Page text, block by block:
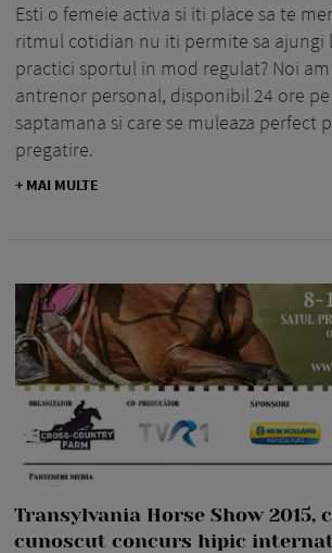
Esti o femeie activa si iti place sa te
ritmul cotidian nu iti permite sa ajungi
practici sportul in mod regulat? Noi
antrenor personal, disponibil 24 ore pe
saptamana si care se muleaza perfect
pregatire.
+ MAI MULTE
Transylvania Horse Show 2015,
cunoscut concurs hipic